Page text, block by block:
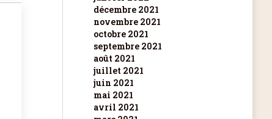
décembre 2021
novembre 2021
octobre 2021
septembre 2021
août 2021
juillet 2021
juin 2021
mai 2021
avril 2021